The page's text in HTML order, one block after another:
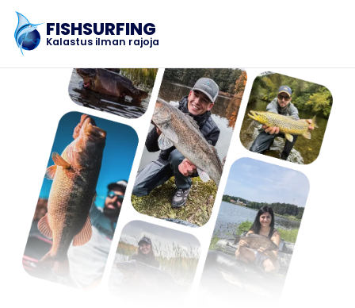
FISHSURFING
Kalastus ilman rajoja
Rekisteröinti
Etusivu
Blogi
Tietoja sovelluksesta